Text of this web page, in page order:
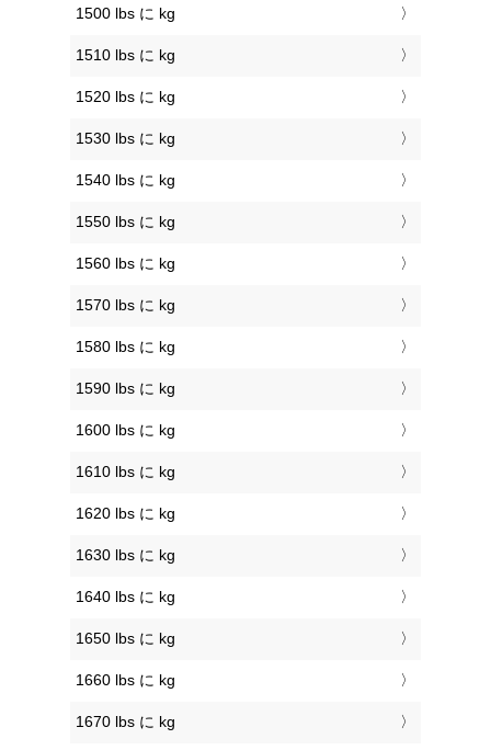
1500 lbs に kg
1510 lbs に kg
1520 lbs に kg
1530 lbs に kg
1540 lbs に kg
1550 lbs に kg
1560 lbs に kg
1570 lbs に kg
1580 lbs に kg
1590 lbs に kg
1600 lbs に kg
1610 lbs に kg
1620 lbs に kg
1630 lbs に kg
1640 lbs に kg
1650 lbs に kg
1660 lbs に kg
1670 lbs に kg